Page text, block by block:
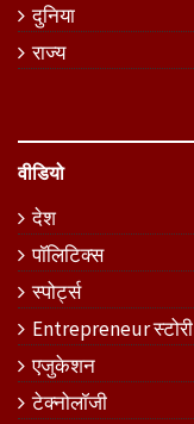
दुनिया
राज्य
वीडियो
देश
पॉलिटिक्स
स्पोर्ट्स
Entrepreneur स्टोरी
एजुकेशन
टेक्नोलॉजी